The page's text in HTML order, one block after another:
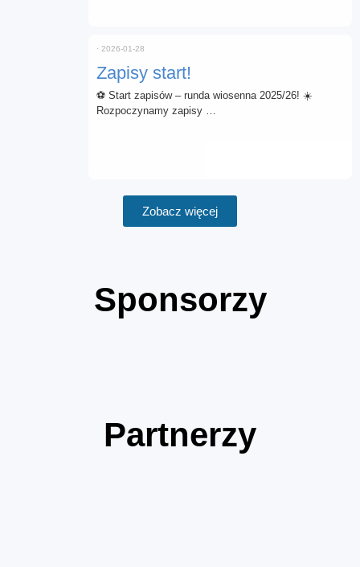
Zapisy start!
⋅ 2026-01-28
⚽ Start zapisów – runda wiosenna 2025/26! ☀️
Rozpoczynamy zapisy …
Zobacz więcej
Sponsorzy
Partnerzy